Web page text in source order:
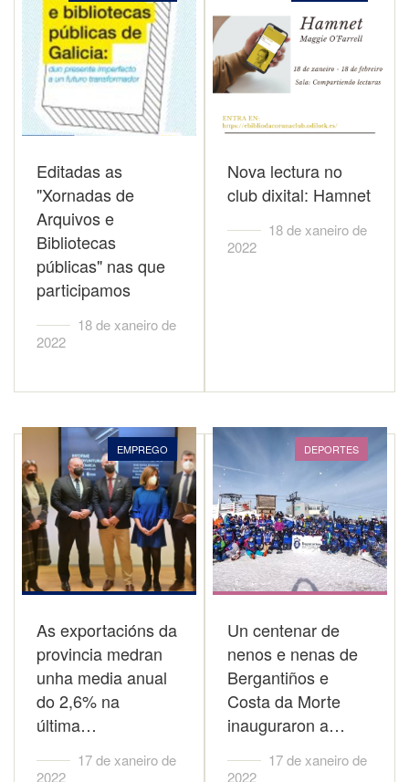
Editadas as
"Xornadas de
Arquivos e
Bibliotecas
públicas" nas que
participamos
18 de xaneiro de
2022
Nova lectura no
club dixital: Hamnet
18 de xaneiro de
2022
EMPREGO
As exportacións da
provincia medran
unha media anual
do 2,6% na
última…
17 de xaneiro de
2022
DEPORTES
Un centenar de
nenos e nenas de
Bergantiños e
Costa da Morte
inauguraron a…
17 de xaneiro de
2022